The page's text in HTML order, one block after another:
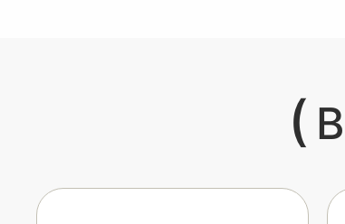
(